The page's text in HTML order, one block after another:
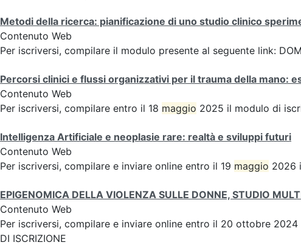
Metodi della ricerca: pianificazione di uno studio clinico
Contenuto Web
Per iscriversi, compilare il modulo presente al seguente link:
Percorsi clinici e flussi organizzativi per il trauma della mano:
Contenuto Web
Per iscriversi, compilare entro il 18 maggio 2025 il modulo di
Intelligenza Artificiale e neoplasie rare: realtà e sviluppi futuri
Contenuto Web
Per iscriversi, compilare e inviare online entro il 19 maggio 2026
EPIGENOMICA DELLA VIOLENZA SULLE DONNE, STUDIO
Contenuto Web
Per iscriversi, compilare e inviare online entro il 20 ottobre
DI ISCRIZIONE